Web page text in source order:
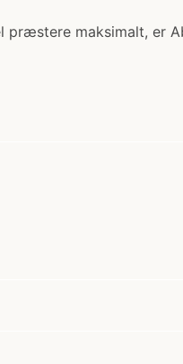
præstere maksimalt, er